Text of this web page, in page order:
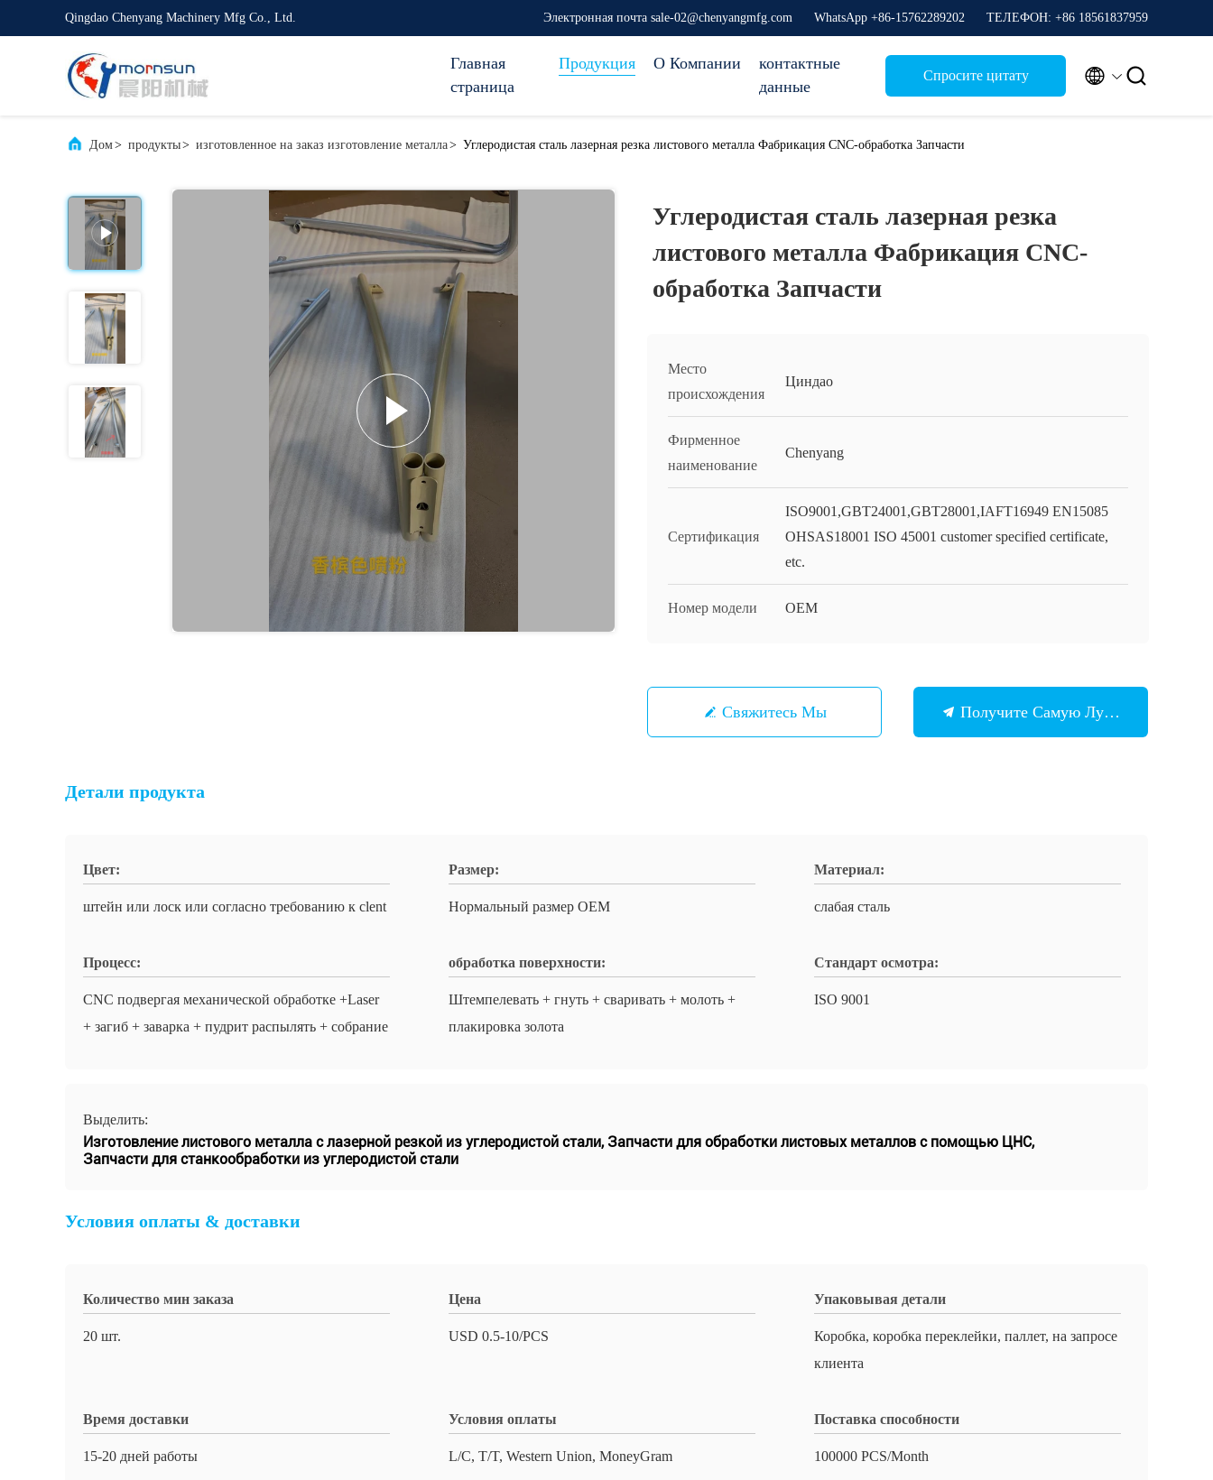
Qingdao Chenyang Machinery Mfg Co., Ltd. Электронная почта sale-02@chenyangmfg.com WhatsApp +86-15762289202 ТЕЛЕФОН: +86 18561837959
Главная
страница
Продукция О Компании
контактные
данные
Спросите цитату  
Дом> продукты> изготовленное на заказ изготовление металла> Углеродистая сталь лазерная резка листового металла Фабрикация CNC-обработка Запчасти
Углеродистая сталь лазерная резка
листового металла Фабрикация CNC-
обработка Запчасти
Место
происхождения
Циндао
Фирменное
наименование
Chenyang
Сертификация
ISO9001,GBT24001,GBT28001,IAFT16949 EN15085
OHSAS18001 ISO 45001 customer specified certificate,
etc.
Номер модели OEM
Свяжитесь Мы Получите Самую Лучшую Цену
Детали продукта
Цвет:
штейн или лоск или согласно требованию к clent
Размер:
Нормальный размер OEM
Материал:
слабая сталь
Процесс:
CNC подвергая механической обработке +Laser
+ загиб + заварка + пудрит распылять + собрание
обработка поверхности:
Штемпелевать + гнуть + сваривать + молоть +
плакировка золота
Стандарт осмотра:
ISO 9001
Выделить:
Изготовление листового металла с лазерной резкой из углеродистой стали, Запчасти для обработки листовых металлов с помощью ЦНС,
Запчасти для станкообработки из углеродистой стали
Условия оплаты & доставки
Количество мин заказа
20 шт.
Цена
USD 0.5-10/PCS
Упаковывая детали
Коробка, коробка переклейки, паллет, на запросе
клиента
Время доставки
15-20 дней работы
Условия оплаты
L/C, T/T, Western Union, MoneyGram
Поставка способности
100000 PCS/Month